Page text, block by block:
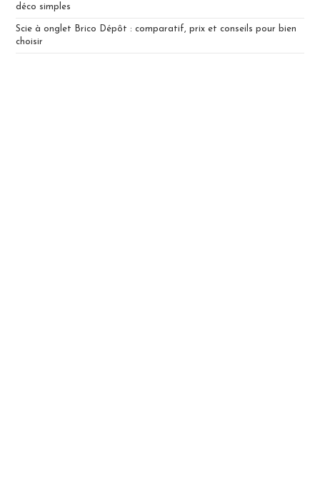
déco simples
Scie à onglet Brico Dépôt : comparatif, prix et conseils pour bien
choisir